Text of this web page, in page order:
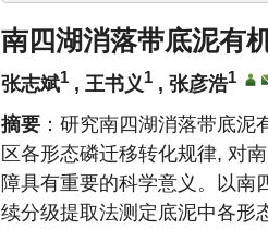
南四湖消落带底泥有
张志斌1 , 王书义1 , 张彦浩1
摘要 ：研究南四湖消落带底
区各形态磷迁移转化规律, 对
障具有重要的科学意义。以南
续分级提取法测定底泥中各形